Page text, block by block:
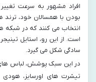
افراد مشهور به‌ سرعت
بودن با همسالان خود، ترند
انتخاب می‌ کنند که در شبکه‌
است. از این‌ رو، استایل
سادگی شکل می‌ گیرد.
در این سبک پوشش، لباس‌
تیشرت‌ های اورسایز، هودی